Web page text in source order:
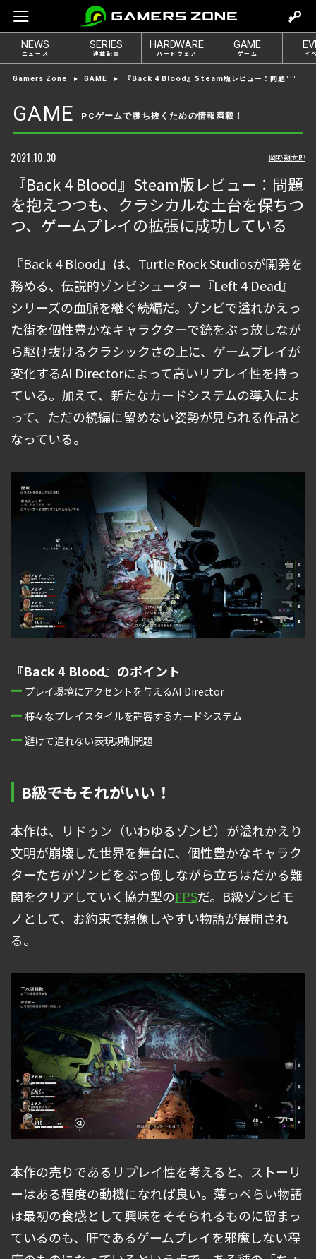
e
t
o
g
i
n
NEWS
ニュース
SERIES
連載記事
HARDWARE
ハードウェア
GAME
ゲーム イ
Gamers Zone GAME 『Back 4 Blood』Steam版レビュー：問題を抱えつつも、クラシカルな土台を保ちつつ、ゲームプレイの拡張に成功している
GAME PCゲームで勝ち抜くための情報満載！
2021.10.30 岡野朔太郎
『Back 4 Blood』Steam版レビュー：問題
を抱えつつも、クラシカルな土台を保ちつ
つ、ゲームプレイの拡張に成功している
『Back 4 Blood』は、Turtle Rock Studiosが開発を
務める、伝説的ゾンビシューター『Left 4 Dead』
シリーズの血脈を継ぐ続編だ。ゾンビで溢れかえっ
た街を個性豊かなキャラクターで銃をぶっ放しなが
ら駆け抜けるクラシックさの上に、ゲームプレイが
変化するAI Directorによって高いリプレイ性を持っ
ている。加えて、新たなカードシステムの導入によ
って、ただの続編に留めない姿勢が見られる作品と
なっている。
『Back 4 Blood』のポイント
プレイ環境にアクセントを与えるAI Director
様々なプレイスタイルを許容するカードシステム
避けて通れない表現規制問題
B級――でもそれがいい！
本作は、リドゥン（いわゆるゾンビ）が溢れかえり
文明が崩壊した世界を舞台に、個性豊かなキャラク
ターたちがゾンビをぶっ倒しながら立ちはだかる難
関をクリアしていく協力型のFPSだ。B級ゾンビモ
ノとして、お約束で想像しやすい物語が展開され
る。
本作の売りであるリプレイ性を考えると、ストーリ
ーはある程度の動機になれば良い。薄っぺらい物語
は最初の食感として興味をそそられるものに留まっ
ているのも、肝であるゲームプレイを邪魔しない程